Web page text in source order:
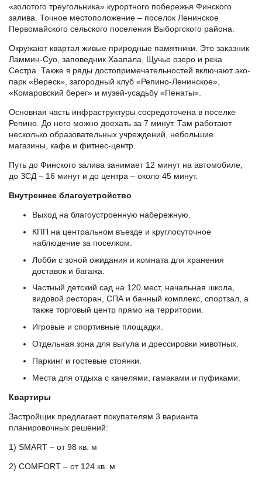
«золотого треугольника» курортного побережья Финского
залива. Точное местоположение – поселок Ленинское
Первомайского сельского поселения Выборгского района.
Окружают квартал живые природные памятники. Это заказник
Ламмин-Суо, заповедник Хаапала, Щучье озеро и река
Сестра. Также в ряды достопримечательностей включают эко-
парк «Вереск», загородный клуб «Репино-Ленинское»,
«Комаровский берег» и музей-усадьбу «Пенаты».
Основная часть инфраструктуры сосредоточена в поселке
Репино. До него можно доехать за 7 минут. Там работают
несколько образовательных учреждений, небольшие
магазины, кафе и фитнес-центр.
Путь до Финского залива занимает 12 минут на автомобиле,
до ЗСД – 16 минут и до центра – около 45 минут.
Внутреннее благоустройство
Выход на благоустроенную набережную.
КПП на центральном въезде и круглосуточное
наблюдение за поселком.
Лобби с зоной ожидания и комната для хранения
доставок и багажа.
Частный детский сад на 120 мест, начальная школа,
видовой ресторан, СПА и банный комплекс, спортзал, а
также торговый центр прямо на территории.
Игровые и спортивные площадки.
Отдельная зона для выгула и дрессировки животных.
Паркинг и гостевые стоянки.
Места для отдыха с качелями, гамаками и пуфиками.
Квартиры
Застройщик предлагает покупателям 3 варианта
планировочных решений:
1) SMART – от 98 кв. м
2) COMFORT – от 124 кв. м